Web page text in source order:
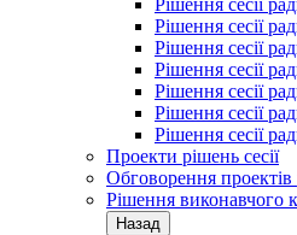
Рішення сесії
Рішення сесії
Рішення сесії
Рішення сесії
Рішення сесії
Рішення сесії
Рішення сесії
Проекти рішень сесії
Обговорення проектів
Рішення виконавчого
Назад